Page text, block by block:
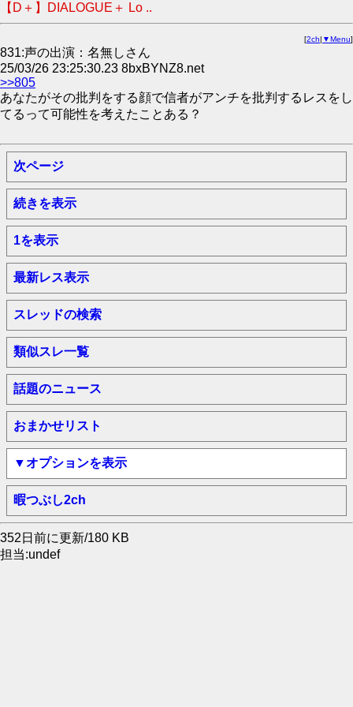
【D＋】DIALOGUE＋ Lo ..
[2ch| ▼Menu]
831:声の出演：名無しさん
25/03/26 23:25:30.23 8bxBYNZ8.net
>>805
あなたがその批判をする顔で信者がアンチを批判するレスをし
てるって可能性を考えたことある？
次ページ
続きを表示
1を表示
最新レス表示
スレッドの検索
類似スレ一覧
話題のニュース
おまかせリスト
▼オプションを表示
暇つぶし2ch
352日前に更新/180 KB
担当:undef